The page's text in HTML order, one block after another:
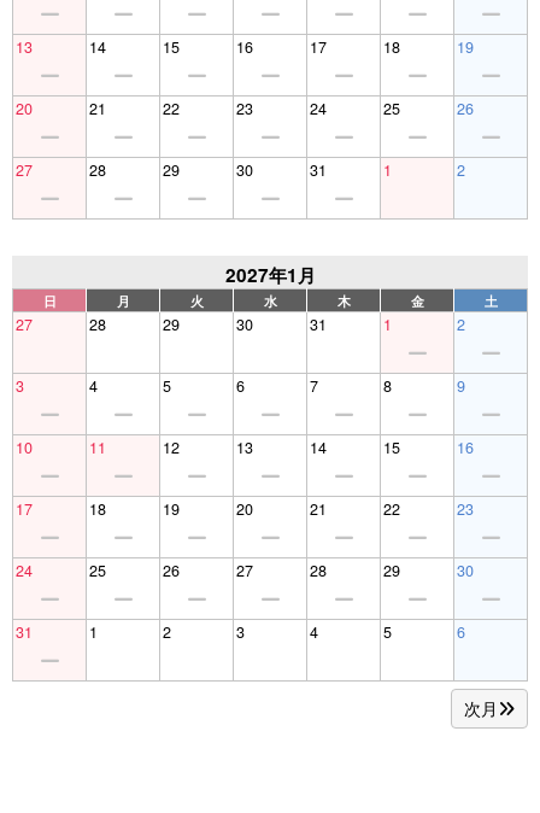
13 14 15 16 17 18 19
20 21 22 23 24 25 26
27 28 29 30 31 1 2
2027年1月
日 月 火 水 木 金 土
27 28 29 30 31 1 2
3 4 5 6 7 8 9
10 11 12 13 14 15 16
17 18 19 20 21 22 23
24 25 26 27 28 29 30
31 1 2 3 4 5 6
次月